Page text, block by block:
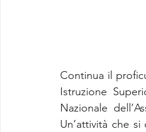
Continua il
Istruzione
Nazionale
Un’attività che